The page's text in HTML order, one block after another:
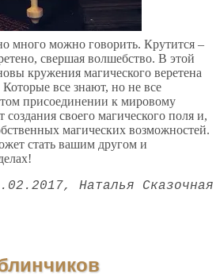
много можно говорить. Крутится –
свершая волшебство. В этой
кружения магического веретена
все знают, но не все
присоединении к мировому
своего магического поля и,
магических возможностей.
стать вашим другом и
Наталья Сказочная